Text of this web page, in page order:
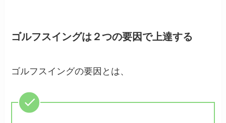
ゴルフスイングは２つの要因で上達する
ゴルフスイングの要因とは、